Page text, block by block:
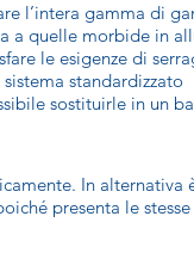
l’intera gamma di
a quelle morbide in
le esigenze di
standardizzato
sostituirle in un
In alternativa
presenta le stesse